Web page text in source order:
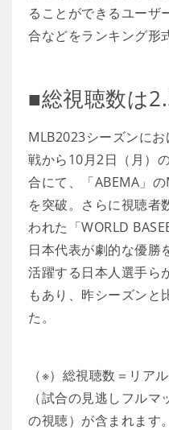
ることができるユーザ
合などをランキング形
■総視聴数は
MLB2023シーズンに
戦から10月2日（月）
合にて、「ABEMA」
を突破。さらに視聴者
われた「WORLD
日本代表が劇的な優勝
活躍する日本人選手ら
もあり、昨シーズンと
た。
（※）総視聴数＝リア
（試合の見逃しフル
の視聴）が含まれます。